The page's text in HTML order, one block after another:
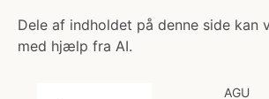
Dele af indholdet på denne side kan
med hjælp fra AI.
AGU